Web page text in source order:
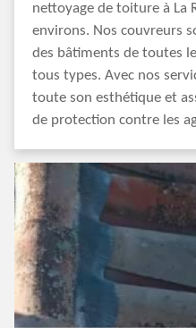
nettoyage de toiture à La
environs. Nos couvreurs
des bâtiments de toutes
tous types. Avec nos
toute son esthétique et
de protection contre les